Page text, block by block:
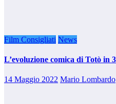
Film Consigliati News
L’evoluzione comica di Totò in
14 Maggio 2022 Mario Lombardo